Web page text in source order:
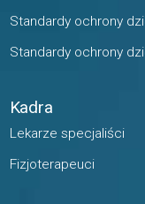
Standardy ochrony
Standardy ochrony
Kadra
Lekarze specjaliści
Fizjoterapeuci